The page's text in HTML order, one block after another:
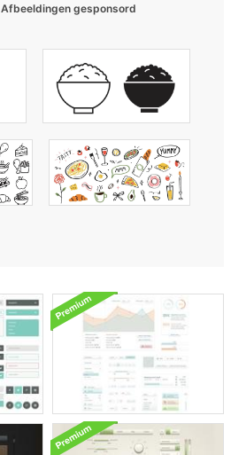
Afbeeldingen gesponsord